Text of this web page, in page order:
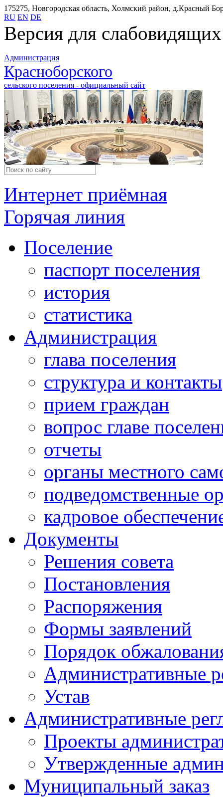
175275, Новгородская область, Холмский район, д.Красный
RU EN DE
Версия для слабовидящих
Администрация
Красноборского
сельского поселения - официальный сайт
Интернет приёмная
Горячая линия
Поселение
паспорт поселения
история
статистика
Администрация
глава поселения
структура и контакты
прием граждан
вопрос главе
отчеты
органы местного
подведомственные
кадровое
Документы
Решения совета
Постановления
Распоряжения
Формы заявлений
Порядок
Административные
Устав
Административные
Проекты
Утвержденные
Муниципальный заказ